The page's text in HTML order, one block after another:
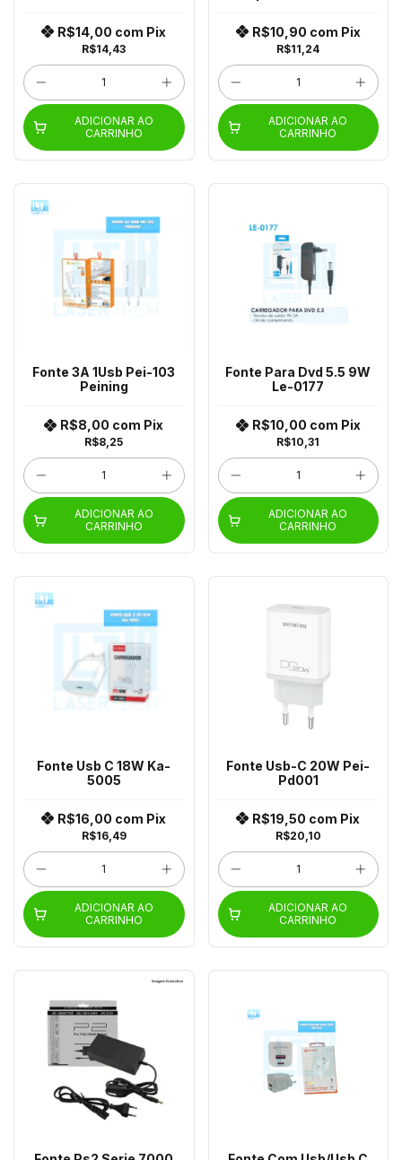
R$14,43
R$14,00 com Pix
ADICIONAR AO
CARRINHO
R$11,24
R$10,90 com Pix
ADICIONAR AO
CARRINHO
Fonte 3A 1Usb Pei-103
Peining
R$8,25
R$8,00 com Pix
ADICIONAR AO
CARRINHO
Fonte Para Dvd 5.5 9W
Le-0177
R$10,31
R$10,00 com Pix
ADICIONAR AO
CARRINHO
Fonte Usb C 18W Ka-
5005
R$16,49
R$16,00 com Pix
ADICIONAR AO
CARRINHO
Fonte Usb-C 20W Pei-
Pd001
R$20,10
R$19,50 com Pix
ADICIONAR AO
CARRINHO